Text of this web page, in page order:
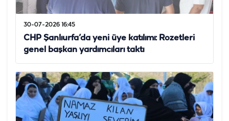
30-07-2026 16:45
CHP Şanlıurfa’da yeni üye katılımı: Rozetleri
genel başkan yardımcıları taktı